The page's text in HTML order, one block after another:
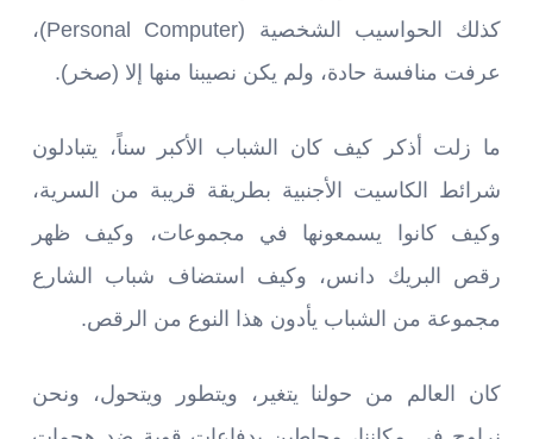
كذلك الحواسيب الشخصية (Personal Computer)،
عرفت منافسة حادة، ولم يكن نصيبنا منها إلا (صخر).
ما زلت أذكر كيف كان الشباب الأكبر سناً، يتبادلون
شرائط الكاسيت الأجنبية بطريقة قريبة من السرية،
وكيف كانوا يسمعونها في مجموعات، وكيف ظهر
رقص البريك دانس، وكيف استضاف شباب الشارع
مجموعة من الشباب يأدون هذا النوع من الرقص.
كان العالم من حولنا يتغير، ويتطور ويتحول، ونحن